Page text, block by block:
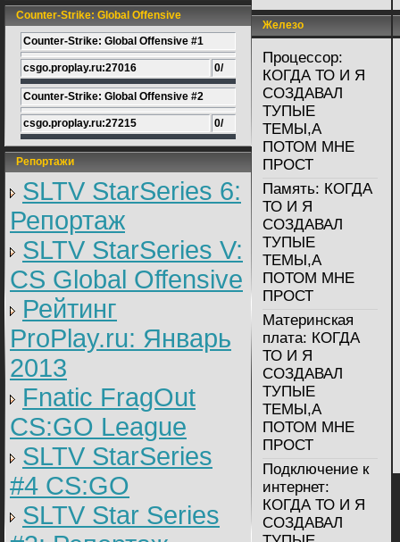
Counter-Strike: Global Offensive
Counter-Strike: Global Offensive #1
csgo.proplay.ru:27016 0/
Counter-Strike: Global Offensive #2
csgo.proplay.ru:27215 0/
Репортажи
SLTV StarSeries 6:
Репортаж
SLTV StarSeries V:
CS Global Offensive
Рейтинг
ProPlay.ru: Январь
2013
Fnatic FragOut
CS:GO League
SLTV StarSeries
#4 CS:GO
SLTV Star Series
ПЕРЕСТРЕРИВАЛИСЬ
КАК В ФИЛЬМАХ МЫ
ДУРГ ДРУГА
ОБОИХ ПАТРОНЫ
ЗАКОНЧИЛИСЬ И НА
ПУКЛАХ ТОЖЕ!!НУ ОН
ЗА УГОЛ ЗАШЕЛ
ПЕРЕЗАРЯЖАТСЯ А Я
С НОЖОМ НА НЕГО
ВЫБЕГАЮ И СРАЗУ
ЕГО В ХЕД ЗАРЕЗАЛ!А
ПОТОМ ХАЭС
ВЫЛИТЕЛА НО ОНА
ДАЛЕКО ПОЛЕТЕЛА И
ВЗОРВАЛАСЬ И МНЕ
1 ЗДОРОВЬЕ ОТНЯЛО!
А ПОТОМ МЕНЯ
КТОТО ЧЕРЕЗ ЯЩИК
РАСТРЕЛЯЛ НУ Я
ПОНЯЛ ЧТО ВХ И В
МИКОФОН ОРАТЬ
НАЧАЛ ЧТО ЧИТЕРЫ
МРАЗ И МЕНЯ
ТАМ НЕ ИГРЮ :shock:
КОГДА ТО И Я
СОЗДАВАЛ ТУПЫЕ
ТЕМЫ,А ПОТОМ МНЕ
ПРОСТРЕЛИЛИ
КОЛЕНО :shock: Я
БУДУ КРУТИТСЯ КАК
АКС И БЛЕВАТЬ ВО
ВСЕ СТОРОНЫ :x
Железо
Процессор:
КОГДА ТО И Я
СОЗДАВАЛ
ТУПЫЕ
ТЕМЫ,А
ПОТОМ МНЕ
ПРОСТ
Память: КОГДА
ТО И Я
СОЗДАВАЛ
ТУПЫЕ
ТЕМЫ,А
ПОТОМ МНЕ
ПРОСТ
Материнская
плата: КОГДА
ТО И Я
СОЗДАВАЛ
ТУПЫЕ
ТЕМЫ,А
ПОТОМ МНЕ
ПРОСТ
Подключение к
интернет:
КОГДА ТО И Я
СОЗДАВАЛ